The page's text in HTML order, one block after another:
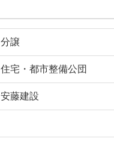
分譲
住宅・都市整備公団
安藤建設